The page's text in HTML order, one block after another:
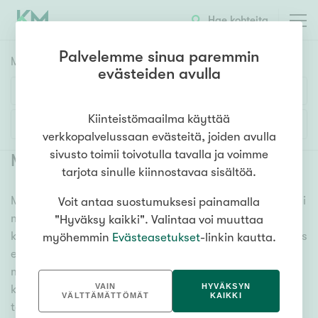
Hae kohteita
Myyntikohteet
1h 2h 3h 4h 5h+
Asuntotyyppi
Kerros-/luhtitalo
Rivitalo/paritalo
Omakoti-/erillistalo
Maa- tai metsätila
Lisää hakuehtoja
Myytävät asunnot Klaukkala (55)
Meiltä löydät myytävät asunnot Klaukkala, oli tarpeesi
mikä vain! Tuhansien kohteiden ja satojen
kiinteistönvälittäjien verkostomme auttaa sinua kenties
elämäsi tärkeimmässä päätöksessä. Katso alta kaikki
myytävät asunnot Klaukkala. Hyödynnä myös
kätevää hakutyökaluamme, jonka avulla löydät omien
toiveidesi mukaisen kodin.
Palvelemme sinua paremmin
evästeiden avulla
Kiinteistömaailma käyttää
verkkopalvelussaan evästeitä, joiden avulla
sivusto toimii toivotulla tavalla ja voimme
tarjota sinulle kiinnostavaa sisältöä.
Voit antaa suostumuksesi painamalla
"Hyväksy kaikki". Valintaa voi muuttaa
myöhemmin Evästeasetukset-linkin kautta.
VAIN
VÄLTTÄMÄTTÖMÄT
HYVÄKSYN
KAIKKI